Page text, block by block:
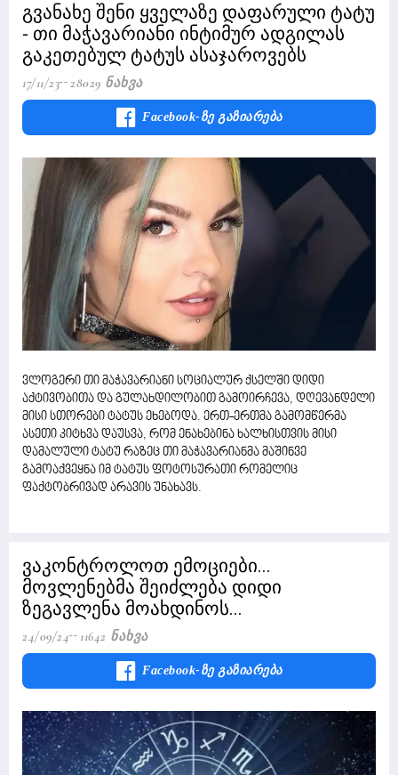
გვანახე შენი ყველაზე დაფარული ტატუ
- თი მაჭავარიანი ინტიმურ ადგილას
გაკეთებულ ტატუს ასაჯაროვებს
17/11/23 28029 Ნახვა
Facebook-Ზე Გაზიარება
ვლოგერი თი მაჭავარიანი სოციალურ ქსელში დიდი
აქტივობითა და გულახდილობით გამოირჩევა, დღევანდელი
მისი სთორები ტატუს ეხებოდა. ერთ-ერთმა გამომწერმა
ასეთი კიტხვა დაუსვა, რომ ენახებინა ხალხისთვის მისი
დამალული ტატუ რაზეც თი მაჭავარიანმა მაშინვე
გამოაქვეყნა იმ ტატუს ფოტოსურათი რომელიც
ფაქტობრივად არავის უნახავს.
ვაკონტროლოთ ემოციები...
მოვლენებმა შეიძლება დიდი
ზეგავლენა მოახდინოს...
24/09/24 11642 Ნახვა
Facebook-Ზე Გაზიარება